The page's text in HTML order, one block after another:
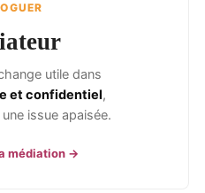
utile dans
et confidentiel,
issue apaisée.
médiation →